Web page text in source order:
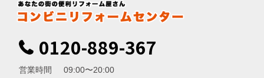
0120-889-367
営業時間
09:00〜20:00